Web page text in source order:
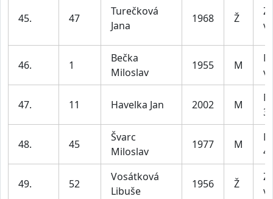
45. 47
Turečková
Jana
1968 Ž
46. 1
Bečka
Miloslav
1955 M
47. 11 Havelka Jan 2002 M
48. 45
Švarc
Miloslav
1977 M
49. 52
Vosátková
Libuše
1956 Ž